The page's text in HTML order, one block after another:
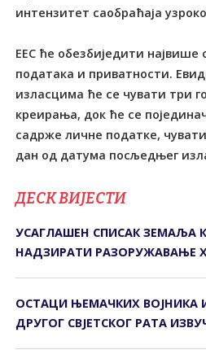
интензитет саобраћаја
ЕЕС ће обезбиједити
података и приватности.
изласцима ће се чувати три
креирања, док ће се
садрже личне податке,
дан од датума посљедњег
ДЕСК ВИЈЕСТИ
УСАГЛАШЕН СПИСАК ЗЕМАЉА
НАДЗИРАТИ РАЗОРУЖАВАЊЕ
ОСТАЦИ ЊЕМАЧКИХ
ДРУГОГ СВЈЕТСКОГ РАТА